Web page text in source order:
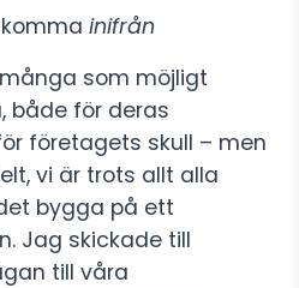
inifrån
som möjligt
både för deras
företagets skull – men
vi är trots allt alla
bygga på ett
Jag skickade till
till våra